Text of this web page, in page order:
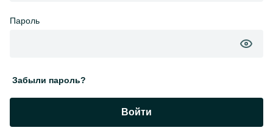
Пароль
Забыли пароль?
Войти